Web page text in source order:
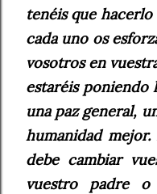
tenéis que hacerlo
cada uno os
vosotros en
estaréis
una paz general,
humanidad
debe cambiar
vuestro padre o